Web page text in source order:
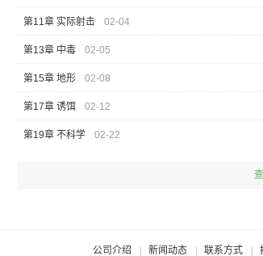
第11章 实际射击 02-04
第13章 中毒 02-05
第15章 地形 02-08
第17章 诱饵 02-12
第19章 不科学 02-22
公司介绍 新闻动态 联系方式